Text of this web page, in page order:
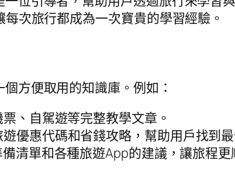
次旅行都成為一次寶貴的學習經驗。
方便取用的知識庫。例如：
、自駕遊等完整教學文章。
優惠代碼和省錢攻略，幫助用戶找到
清單和各種旅遊App的建議，讓旅程更